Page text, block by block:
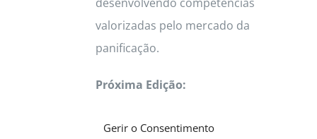
Gerir o Consentimento
desenvolvendo competências
valorizadas pelo mercado da
panificação.
Próxima Edição:
22 Setembro a 15 Outubro 2026